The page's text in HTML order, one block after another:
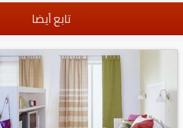
تابع أيضا